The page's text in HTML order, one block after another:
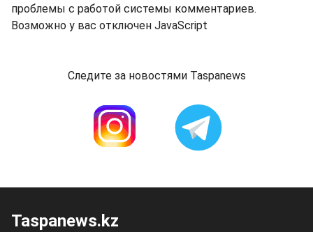
проблемы с работой системы комментариев.
Возможно у вас отключен JavaScript
Следите за новостями Taspanews
Taspanews.kz